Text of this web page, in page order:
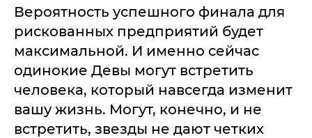
Вероятность успешного финала для
рискованных предприятий будет
максимальной. И именно сейчас
одинокие Девы могут встретить
человека, который навсегда изменит
вашу жизнь. Могут, конечно, и не
встретить, звезды не дают четких